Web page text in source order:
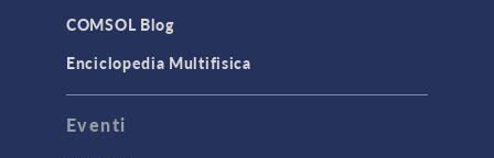
COMSOL Blog
Enciclopedia Multifisica
Eventi